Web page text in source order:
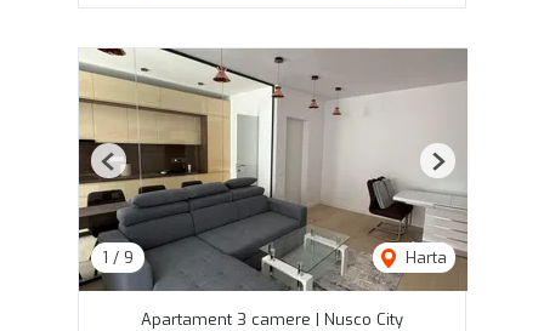
1 / 9 Harta
Previous Next
Apartament 3 camere | Nusco City